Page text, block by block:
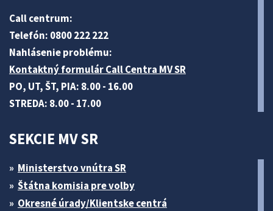
Call centrum:
Telefón: 0800 222 222
Nahlásenie problému:
Kontaktný formulár Call Centra MV SR
PO, UT, ŠT, PIA: 8.00 - 16.00
STREDA: 8.00 - 17.00
SEKCIE MV SR
Ministerstvo vnútra SR
Štátna komisia pre volby
Okresné úrady/Klientske centrá